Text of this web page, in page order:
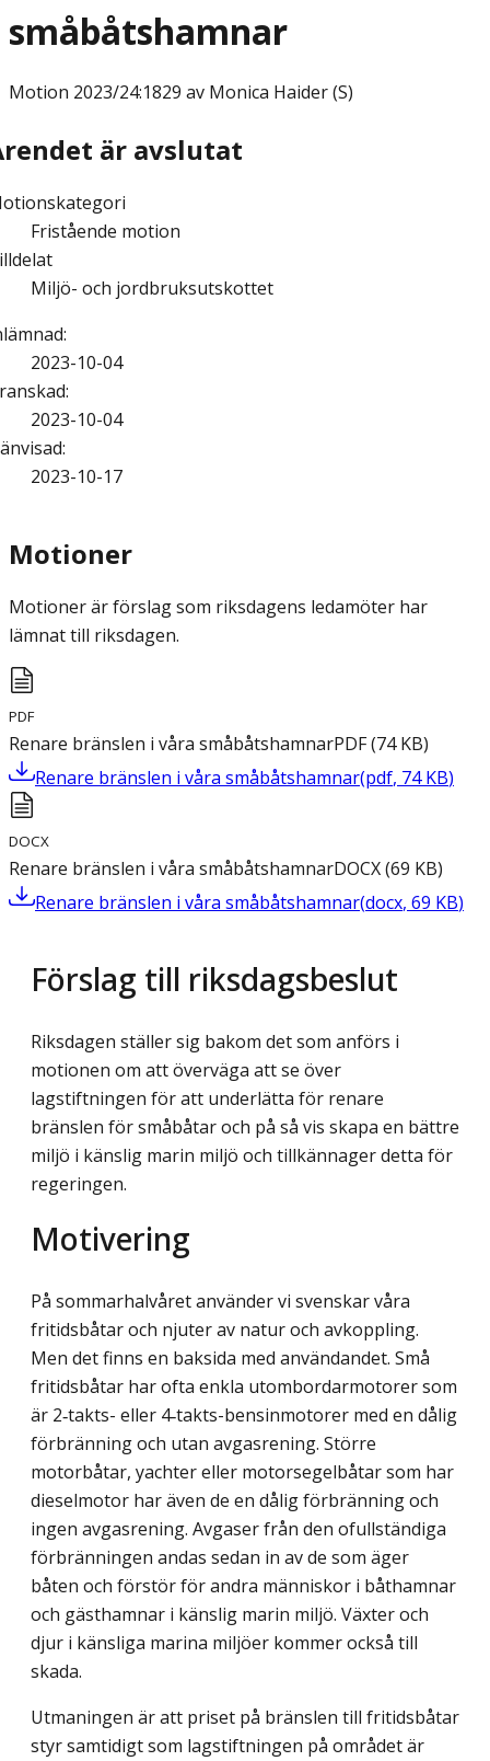
småbåtshamnar
Motion 2023/24:1829 av Monica Haider (S)
är avslutat
Fristående motion
Miljö- och jordbruksutskottet
:
2023-10-04
:
2023-10-04
:
2023-10-17
Motioner
Motioner är förslag som riksdagens ledamöter har
lämnat till riksdagen.
PDF
Renare bränslen i våra småbåtshamnarPDF(74 KB)
Renare bränslen i våra småbåtshamnar(pdf, 74 KB)
DOCX
Renare bränslen i våra småbåtshamnarDOCX(69 KB)
Renare bränslen i våra småbåtshamnar(docx, 69 KB)
Förslag till riksdagsbeslut
Riksdagen ställer sig bakom det som anförs i
motionen om att överväga att se över
lagstiftningen för att underlätta för renare
bränslen för småbåtar och på så vis skapa en bättre
miljö i känslig marin miljö och tillkännager detta för
regeringen.
Motivering
På sommarhalvåret använder vi svenskar våra
fritidsbåtar och njuter av natur och avkoppling.
Men det finns en baksida med användandet. Små
fritidsbåtar har ofta enkla utombordarmotorer som
är 2‑takts- eller 4‑takts-bensinmotorer med en dålig
förbränning och utan avgasrening. Större
motorbåtar, yachter eller motorsegelbåtar som har
diesel­motor har även de en dålig förbränning och
ingen avgasrening. Avgaser från den ofullständiga
förbränningen andas sedan in av de som äger
båten och förstör för andra människor i båthamnar
och gästhamnar i känslig marin miljö. Växter och
djur i känsliga marina miljöer kommer också till
skada.
Utmaningen är att priset på bränslen till fritidsbåtar
styr samtidigt som lagstiftningen på området är